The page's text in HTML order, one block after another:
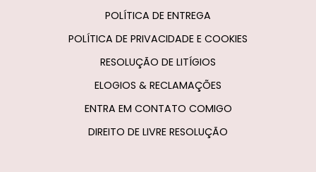
POLÍTICA DE ENTREGA
POLÍTICA DE PRIVACIDADE E COOKIES
RESOLUÇÃO DE LITÍGIOS
ELOGIOS & RECLAMAÇÕES
ENTRA EM CONTATO COMIGO
DIREITO DE LIVRE RESOLUÇÃO